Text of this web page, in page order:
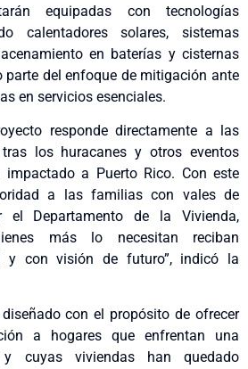
equipadas con tecnologías
calentadores solares, sistemas
en baterías y cisternas
parte del enfoque de mitigación ante
en servicios esenciales.
responde directamente a las
los huracanes y otros eventos
a Puerto Rico. Con este
a las familias con vales de
el Departamento de la Vivienda,
más lo necesitan reciban
y con visión de futuro”, indicó la
con el propósito de ofrecer
a hogares que enfrentan una
y cuyas viviendas han quedado